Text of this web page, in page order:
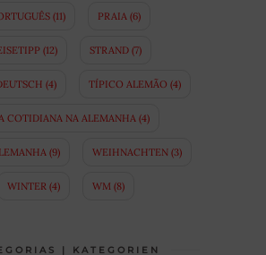
(11) PRAIA (6)
(12) STRAND(7)
(4) TÍPICO ALEMÃO (4)
COTIDIANA NA ALEMANHA (4)
(9) WEIHNACHTEN(3)
WINTER(4) WM(8)
| KATEGORIEN